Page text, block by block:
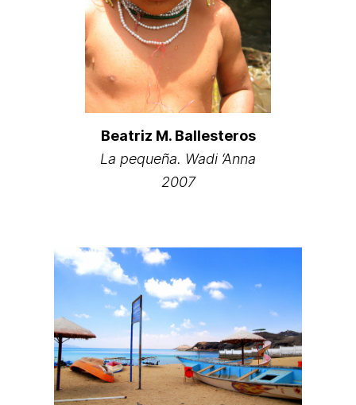
Beatriz M. Ballesteros
La pequeña. Wadi ‘Anna
2007